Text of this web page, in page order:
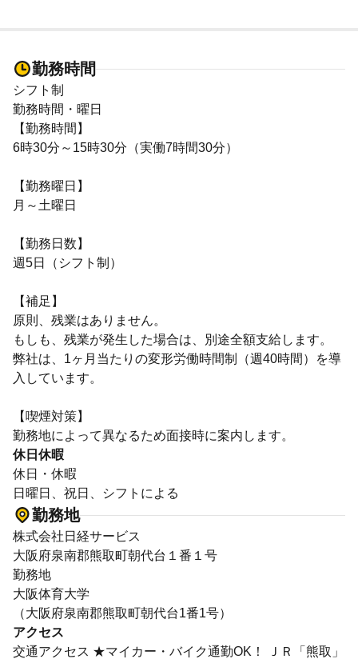
勤務時間
シフト制
勤務時間・曜日
【勤務時間】
6時30分～15時30分（実働7時間30分）
【勤務曜日】
月～土曜日
【勤務日数】
週5日（シフト制）
【補足】
原則、残業はありません。
もしも、残業が発生した場合は、別途全額支給します。
弊社は、1ヶ月当たりの変形労働時間制（週40時間）を導
入しています。
【喫煙対策】
勤務地によって異なるため面接時に案内します。
休日休暇
休日・休暇
日曜日、祝日、シフトによる
勤務地
株式会社日経サービス
大阪府泉南郡熊取町朝代台１番１号
勤務地
大阪体育大学
（大阪府泉南郡熊取町朝代台1番1号）
アクセス
交通アクセス ★マイカー・バイク通勤OK！ ＪＲ「熊取」